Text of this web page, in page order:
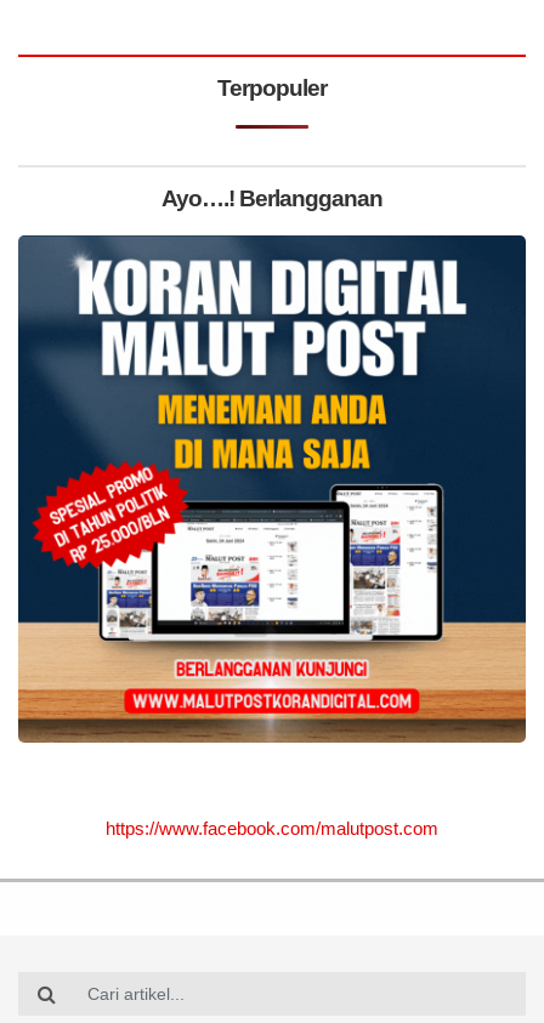
Terpopuler
Ayo….! Berlangganan
https://www.facebook.com/malutpost.com